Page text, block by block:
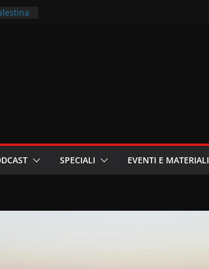
SPECIALI EVENTI E MATERIALI